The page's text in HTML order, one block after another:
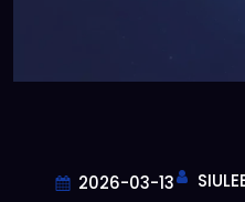
2026-03-13